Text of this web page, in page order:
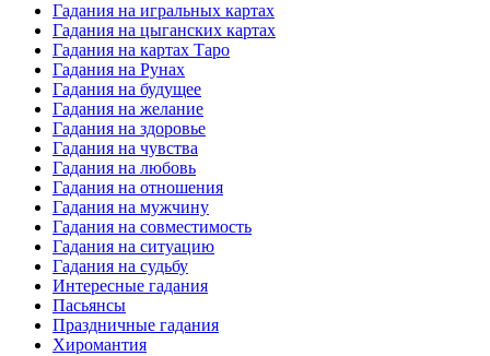
Гадания на игральных картах
Гадания на цыганских картах
Гадания на картах Таро
Гадания на Рунах
Гадания на будущее
Гадания на желание
Гадания на здоровье
Гадания на чувства
Гадания на любовь
Гадания на отношения
Гадания на мужчину
Гадания на совместимость
Гадания на ситуацию
Гадания на судьбу
Интересные гадания
Пасьянсы
Праздничные гадания
Хиромантия